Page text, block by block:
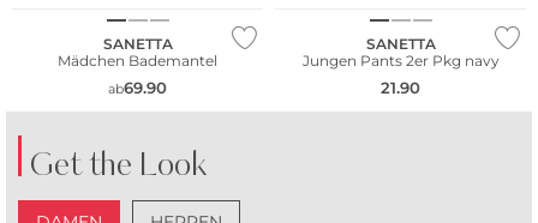
SANETTA
Mädchen Bademantel
ab69.90
SANETTA
Jungen Pants 2er Pkg navy
21.90
Get the Look